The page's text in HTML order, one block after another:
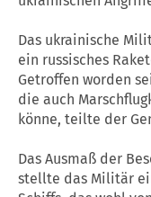
Das ukrainische
ein russisches
Getroffen worden
die auch
könne, teilte der
Das Ausmaß der
stellte das Militär